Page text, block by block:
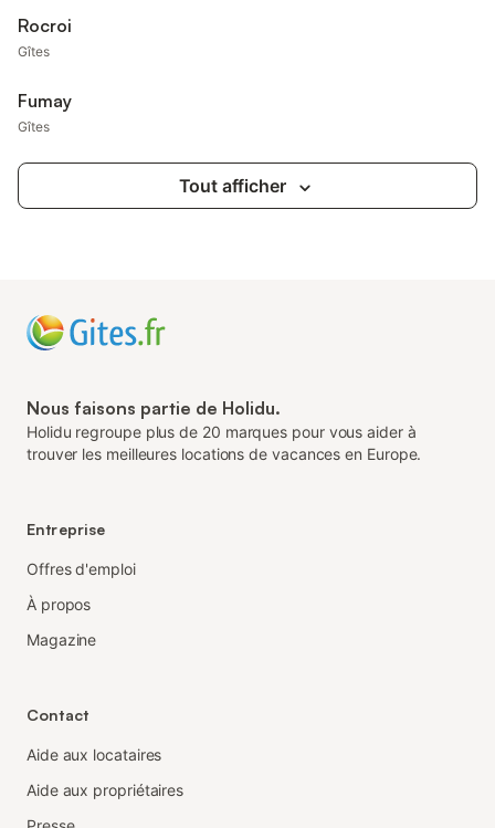
Rocroi
Gîtes
Fumay
Gîtes
Tout afficher
Nous faisons partie de Holidu.
Holidu regroupe plus de 20 marques pour vous aider à
trouver les meilleures locations de vacances en Europe.
Entreprise
Offres d'emploi
À propos
Magazine
Contact
Aide aux locataires
Aide aux propriétaires